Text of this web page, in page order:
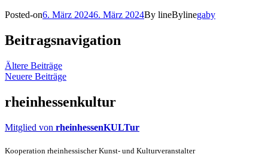
Posted-on6. März 20246. März 2024By lineBylinegaby
Beitragsnavigation
Ältere Beiträge
Neuere Beiträge
rheinhessenkultur
Mitglied von rheinhessenKULTur
Kooperation rheinhessischer Kunst- und Kulturveranstalter